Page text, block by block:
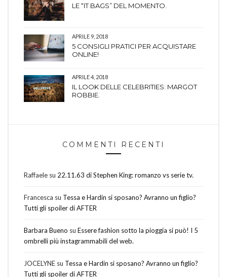
LE “IT BAGS” DEL MOMENTO.
APRILE 9, 2018
5 CONSIGLI PRATICI PER ACQUISTARE
ONLINE!
APRILE 4, 2018
IL LOOK DELLE CELEBRITIES: MARGOT
ROBBIE.
COMMENTI RECENTI
Raffaele su 22.11.63 di Stephen King: romanzo vs serie tv.
Francesca su Tessa e Hardin si sposano? Avranno un figlio?
Tutti gli spoiler di AFTER
Barbara Bueno su Essere fashion sotto la pioggia si può! I 5
ombrelli più instagrammabili del web.
JOCELYNE su Tessa e Hardin si sposano? Avranno un figlio?
Tutti gli spoiler di AFTER